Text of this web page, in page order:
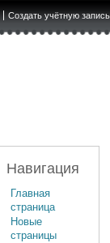
Создать учётную запись
Навигация
Главная
страница
Новые
страницы